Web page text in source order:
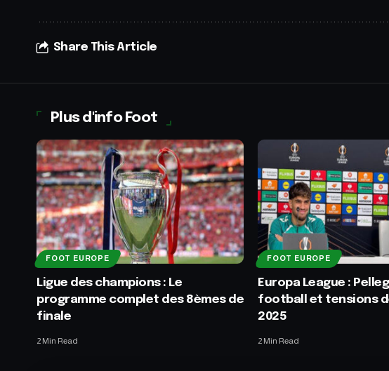
Share This Article
Plus d'info Foot
FOOT EUROPE
Ligue des champions : Le
programme complet des 8èmes de
finale
2 Min Read
FOOT EUROPE
Europa League :
football et tensions
2025
2 Min Read